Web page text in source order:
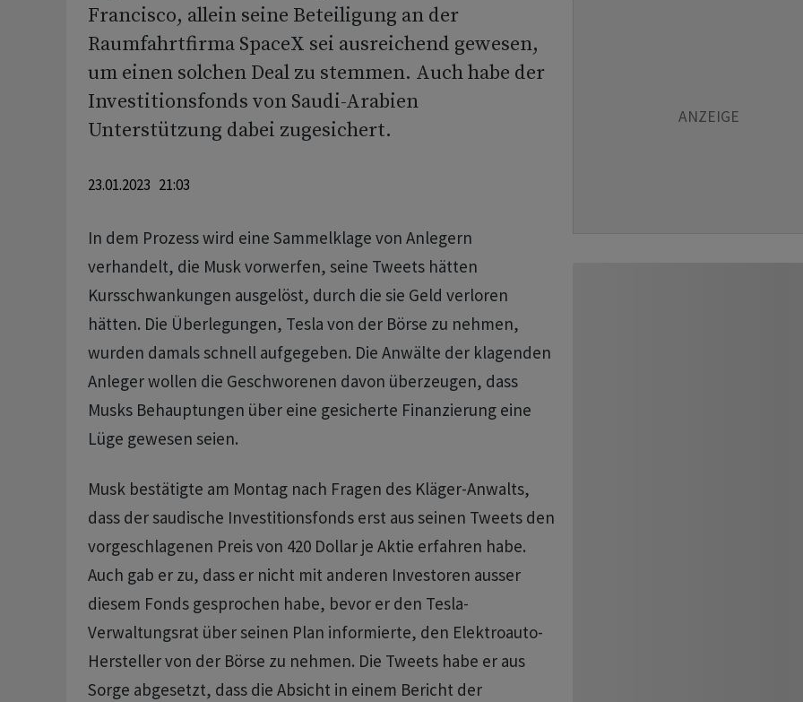
Francisco, allein seine Beteiligung an der
Raumfahrtfirma SpaceX sei ausreichend gewesen,
um einen solchen Deal zu stemmen. Auch habe der
Investitionsfonds von Saudi-Arabien
Unterstützung dabei zugesichert.
23.01.2023 21:03
In dem Prozess wird eine Sammelklage von Anlegern
verhandelt, die Musk vorwerfen, seine Tweets hätten
Kursschwankungen ausgelöst, durch die sie Geld verloren
hätten. Die Überlegungen, Tesla von der Börse zu nehmen,
wurden damals schnell aufgegeben. Die Anwälte der klagenden
Anleger wollen die Geschworenen davon überzeugen, dass
Musks Behauptungen über eine gesicherte Finanzierung eine
Lüge gewesen seien.
Musk bestätigte am Montag nach Fragen des Kläger-Anwalts,
dass der saudische Investitionsfonds erst aus seinen Tweets den
vorgeschlagenen Preis von 420 Dollar je Aktie erfahren habe.
Auch gab er zu, dass er nicht mit anderen Investoren ausser
diesem Fonds gesprochen habe, bevor er den Tesla-
Verwaltungsrat über seinen Plan informierte, den Elektroauto-
Hersteller von der Börse zu nehmen. Die Tweets habe er aus
Sorge abgesetzt, dass die Absicht in einem Bericht der